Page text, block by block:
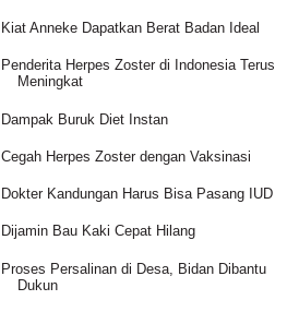
Kiat Anneke Dapatkan Berat Badan Ideal
Penderita Herpes Zoster di Indonesia Terus
Meningkat
Dampak Buruk Diet Instan
Cegah Herpes Zoster dengan Vaksinasi
Dokter Kandungan Harus Bisa Pasang IUD
Dijamin Bau Kaki Cepat Hilang
Proses Persalinan di Desa, Bidan Dibantu
Dukun